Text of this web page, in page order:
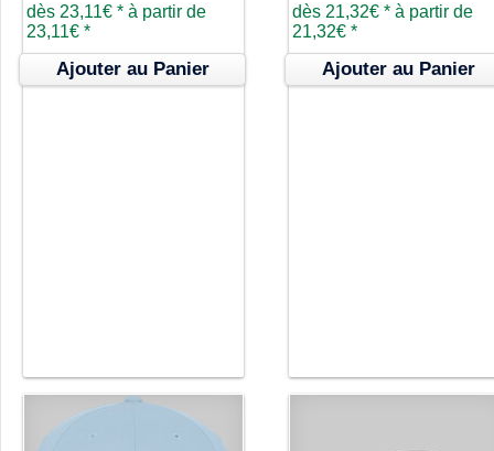
dès 23,11€ * à partir de
23,11€ *
Ajouter au Panier
dès 21,32€ * à partir de
21,32€ *
Ajouter au Panier